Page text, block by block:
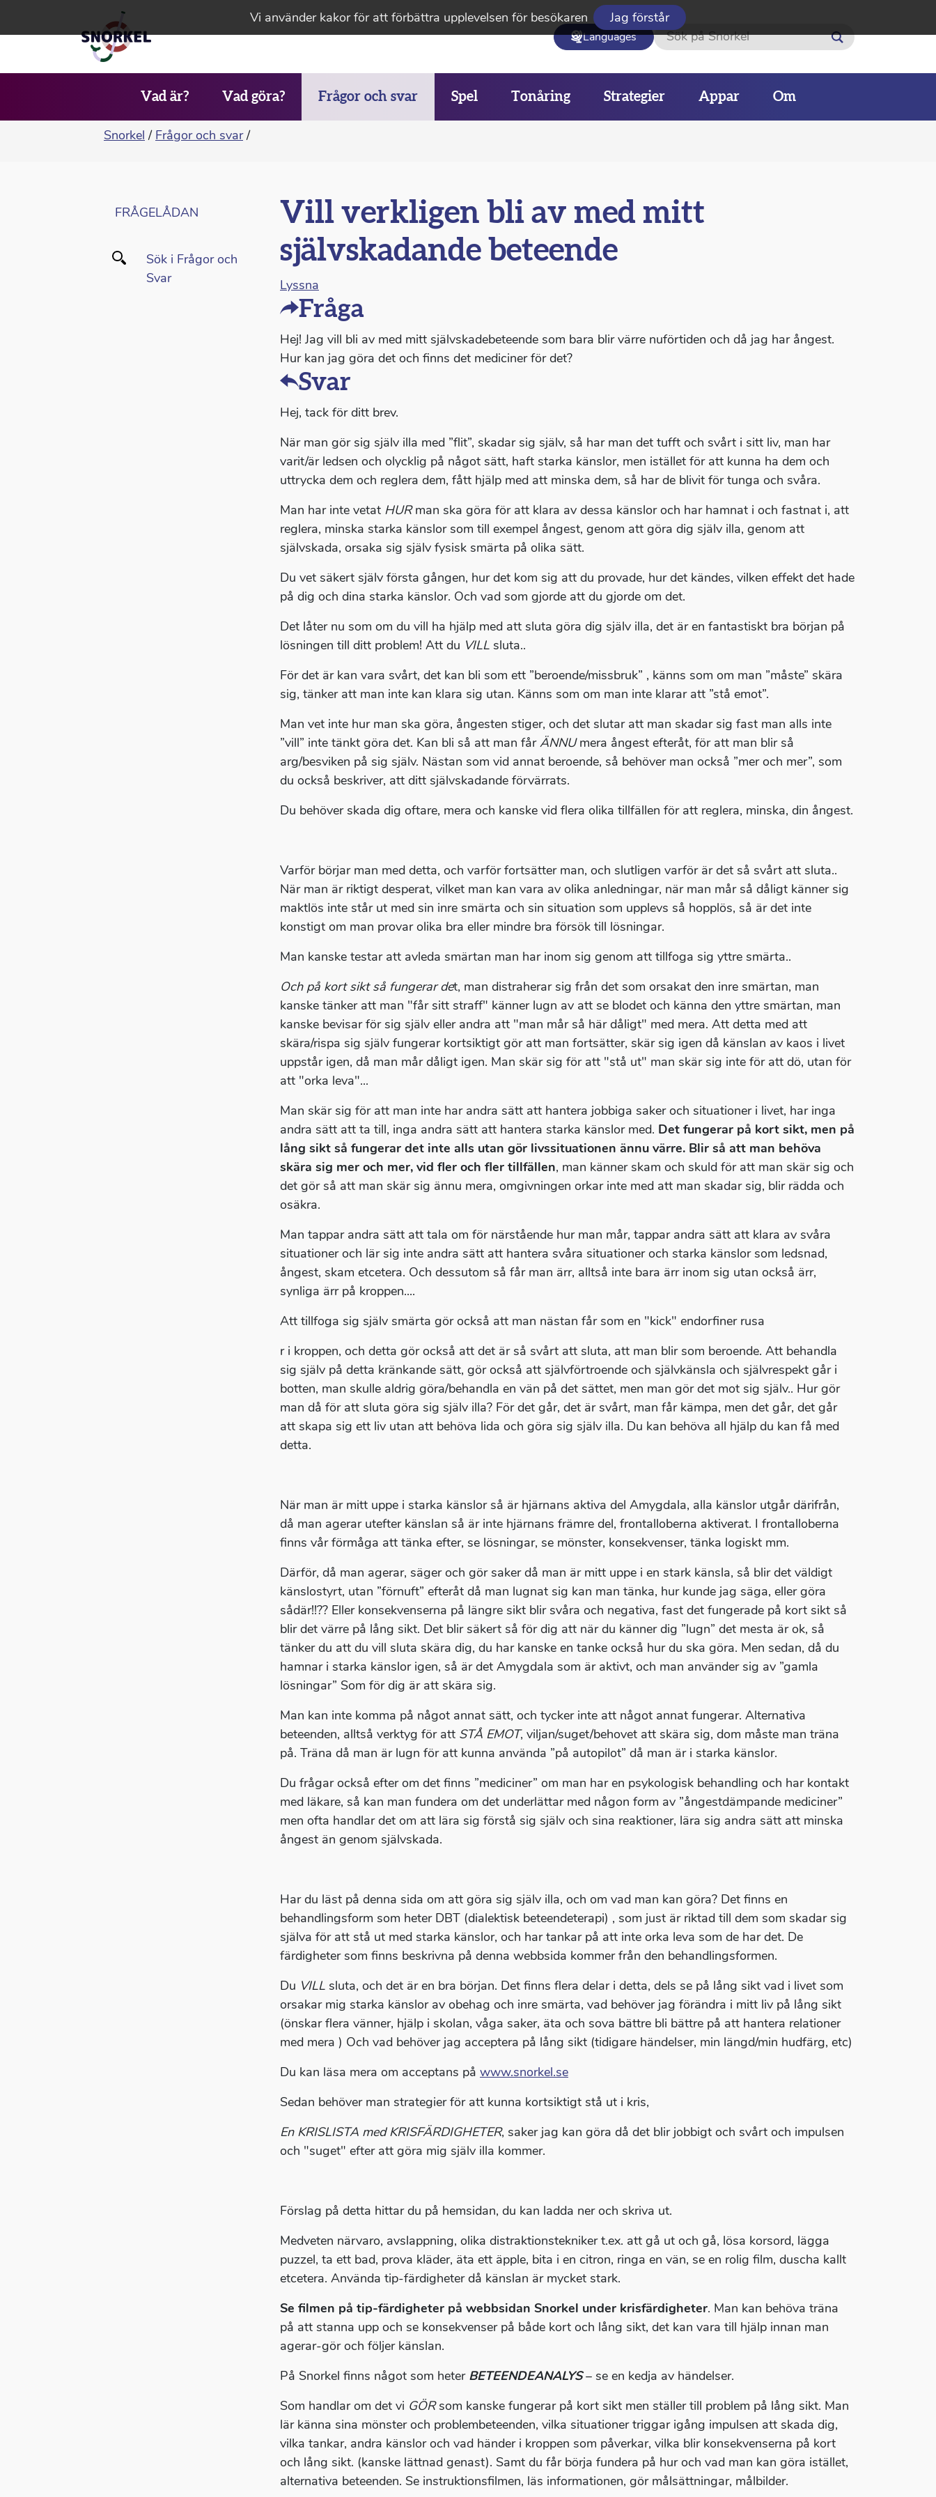
Vi använder kakor för att förbättra upplevelsen för besökaren Jag förstår
Languages Sök
Vad är? Vad göra? Frågor och svar Spel Tonåring Strategier Appar Om
Snorkel / Frågor och svar /
FRÅGELÅDAN
Sök i Frågor och
Svar
Vill verkligen bli av med mitt
självskadande beteende
Lyssna
Fråga
Hej! Jag vill bli av med mitt självskadebeteende som bara blir värre nuförtiden och då jag har ångest.
Hur kan jag göra det och finns det mediciner för det?
Svar
Hej, tack för ditt brev.
När man gör sig själv illa med ”flit”, skadar sig själv, så har man det tufft och svårt i sitt liv, man har
varit/är ledsen och olycklig på något sätt, haft starka känslor, men istället för att kunna ha dem och
uttrycka dem och reglera dem, fått hjälp med att minska dem, så har de blivit för tunga och svåra.
Man har inte vetat HURman ska göra för att klara av dessa känslor och har hamnat i och fastnat i, att
reglera, minska starka känslor som till exempel ångest, genom att göra dig själv illa, genom att
självskada, orsaka sig själv fysisk smärta på olika sätt.
Du vet säkert själv första gången, hur det kom sig att du provade, hur det kändes, vilken effekt det hade
på dig och dina starka känslor. Och vad som gjorde att du gjorde om det.
Det låter nu som om du vill ha hjälp med att sluta göra dig själv illa, det är en fantastiskt bra början på
lösningen till ditt problem! Att du VILL sluta..
För det är kan vara svårt, det kan bli som ett ”beroende/missbruk” , känns som om man ”måste” skära
sig, tänker att man inte kan klara sig utan. Känns som om man inte klarar att ”stå emot”.
Man vet inte hur man ska göra, ångesten stiger, och det slutar att man skadar sig fast man alls inte
”vill” inte tänkt göra det. Kan bli så att man fårÄNNUmera ångest efteråt, för att man blir så
arg/besviken på sig själv. Nästan som vid annat beroende, så behöver man också ”mer och mer”, som
du också beskriver, att ditt självskadande förvärrats.
Du behöver skada dig oftare, mera och kanske vid flera olika tillfällen för att reglera, minska, din ångest.
Varför börjar man med detta, och varför fortsätter man, och slutligen varför är det så svårt att sluta..
När man är riktigt desperat, vilket man kan vara av olika anledningar, när man mår så dåligt känner sig
maktlös inte står ut med sin inre smärta och sin situation som upplevs så hopplös, så är det inte
konstigt om man provar olika bra eller mindre bra försök till lösningar.
Man kanske testar att avleda smärtan man har inom sig genom att tillfoga sig yttre smärta..
Och på kort sikt så fungerar det, man distraherar sig från det som orsakat den inre smärtan, man
kanske tänker att man "får sitt straff" känner lugn av att se blodet och känna den yttre smärtan, man
kanske bevisar för sig själv eller andra att "man mår så här dåligt" med mera. Att detta med att
skära/rispa sig själv fungerar kortsiktigt gör att man fortsätter, skär sig igen då känslan av kaos i livet
uppstår igen, då man mår dåligt igen. Man skär sig för att "stå ut" man skär sig inte för att dö, utan för
att "orka leva"...
Man skär sig för att man inte har andra sätt att hantera jobbiga saker och situationer i livet, har inga
andra sätt att ta till, inga andra sätt att hantera starka känslor med. Det fungerar på kort sikt, men på
lång sikt så fungerar det inte alls utan gör livssituationen ännu värre. Blir så att man behöva
skära sig mer och mer, vid fler och fler tillfällen, man känner skam och skuld för att man skär sig och
det gör så att man skär sig ännu mera, omgivningen orkar inte med att man skadar sig, blir rädda och
osäkra.
Man tappar andra sätt att tala om för närstående hur man mår, tappar andra sätt att klara av svåra
situationer och lär sig inte andra sätt att hantera svåra situationer och starka känslor som ledsnad,
ångest, skam etcetera. Och dessutom så får man ärr, alltså inte bara ärr inom sig utan också ärr,
synliga ärr på kroppen....
Att tillfoga sig själv smärta gör också att man nästan får som en "kick" endorfiner rusa
r i kroppen, och detta gör också att det är så svårt att sluta, att man blir som beroende. Att behandla
sig själv på detta kränkande sätt, gör också att självförtroende och självkänsla och självrespekt går i
botten, man skulle aldrig göra/behandla en vän på det sättet, men man gör det mot sig själv.. Hur gör
man då för att sluta göra sig själv illa? För det går, det är svårt, man får kämpa, men det går, det går
att skapa sig ett liv utan att behöva lida och göra sig själv illa. Du kan behöva all hjälp du kan få med
detta.
När man är mitt uppe i starka känslor så är hjärnans aktiva del Amygdala, alla känslor utgår därifrån,
då man agerar utefter känslan så är inte hjärnans främre del, frontalloberna aktiverat. I frontalloberna
finns vår förmåga att tänka efter, se lösningar, se mönster, konsekvenser, tänka logiskt mm.
Därför, då man agerar, säger och gör saker då man är mitt uppe i en stark känsla, så blir det väldigt
känslostyrt, utan ”förnuft” efteråt då man lugnat sig kan man tänka, hur kunde jag säga, eller göra
sådär!!?? Eller konsekvenserna på längre sikt blir svåra och negativa, fast det fungerade på kort sikt så
blir det värre på lång sikt. Det blir säkert så för dig att när du känner dig ”lugn” det mesta är ok, så
tänker du att du vill sluta skära dig, du har kanske en tanke också hur du ska göra. Men sedan, då du
hamnar i starka känslor igen, så är det Amygdala som är aktivt, och man använder sig av ”gamla
lösningar” Som för dig är att skära sig.
Man kan inte komma på något annat sätt, och tycker inte att något annat fungerar. Alternativa
beteenden, alltså verktyg för att STÅ EMOT, viljan/suget/behovet att skära sig, dom måste man träna
på. Träna då man är lugn för att kunna använda ”på autopilot” då man är i starka känslor.
Du frågar också efter om det finns ”mediciner” om man har en psykologisk behandling och har kontakt
med läkare, så kan man fundera om det underlättar med någon form av ”ångestdämpande mediciner”
men ofta handlar det om att lära sig förstå sig själv och sina reaktioner, lära sig andra sätt att minska
ångest än genom självskada.
Har du läst på denna sida om att göra sig själv illa, och om vad man kan göra? Det finns en
behandlingsform som heter DBT (dialektisk beteendeterapi) , som just är riktad till dem som skadar sig
själva för att stå ut med starka känslor, och har tankar på att inte orka leva som de har det. De
färdigheter som finns beskrivna på denna webbsida kommer från den behandlingsformen.
Du VILL sluta, och det är en bra början. Det finns flera delar i detta, dels se på lång sikt vad i livet som
orsakar mig starka känslor av obehag och inre smärta, vad behöver jag förändra i mitt liv på lång sikt
(önskar flera vänner, hjälp i skolan, våga saker, äta och sova bättre bli bättre på att hantera relationer
med mera ) Och vad behöver jag acceptera på lång sikt (tidigare händelser, min längd/min hudfärg, etc)
Du kan läsa mera om acceptans på www.snorkel.se
Sedan behöver man strategier för att kunna kortsiktigt stå ut i kris,
En KRISLISTA med KRISFÄRDIGHETER, saker jag kan göra då det blir jobbigt och svårt och impulsen
och "suget" efter att göra mig själv illa kommer.
Förslag på detta hittar du på hemsidan, du kan ladda ner och skriva ut.
Medveten närvaro, avslappning, olika distraktionstekniker t.ex. att gå ut och gå, lösa korsord, lägga
puzzel, ta ett bad, prova kläder, äta ett äpple, bita i en citron, ringa en vän, se en rolig film, duscha kallt
etcetera. Använda tip-färdigheter då känslan är mycket stark.
Se filmen på tip-färdigheter på webbsidan Snorkel under krisfärdigheter. Man kan behöva träna
på att stanna upp och se konsekvenser på både kort och lång sikt, det kan vara till hjälp innan man
agerar-gör och följer känslan.
På Snorkel finns något som heter BETEENDEANALYS– se en kedja av händelser.
Som handlar om det vi GÖRsom kanske fungerar på kort sikt men ställer till problem på lång sikt. Man
lär känna sina mönster och problembeteenden, vilka situationer triggar igång impulsen att skada dig,
vilka tankar, andra känslor och vad händer i kroppen som påverkar, vilka blir konsekvenserna på kort
och lång sikt. (kanske lättnad genast). Samt du får börja fundera på hur och vad man kan göra istället,
alternativa beteenden. Se instruktionsfilmen, läs informationen, gör målsättningar, målbilder.